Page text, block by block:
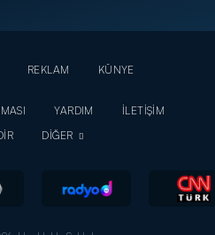
REKLAM
KÜNYE
YARDIM
İLETİŞİM
DİĞER